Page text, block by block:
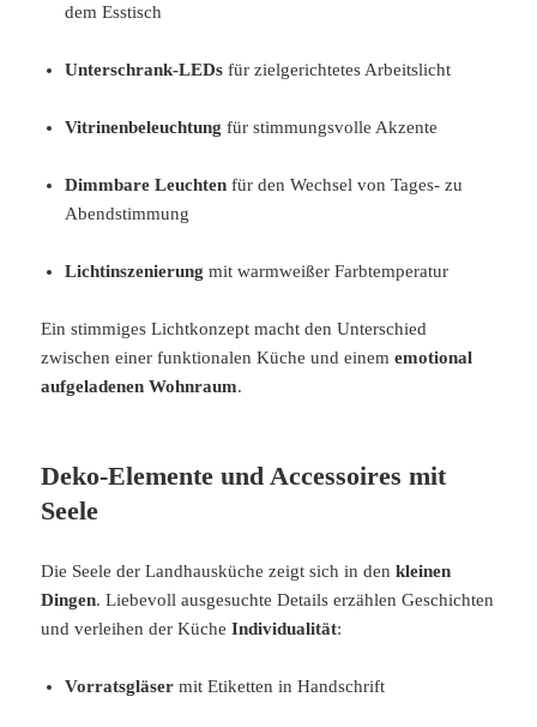
dem Esstisch
Unterschrank-LEDs für zielgerichtetes Arbeitslicht
Vitrinenbeleuchtung für stimmungsvolle Akzente
Dimmbare Leuchten für den Wechsel von Tages- zu
Abendstimmung
Lichtinszenierung mit warmweißer Farbtemperatur
Ein stimmiges Lichtkonzept macht den Unterschied
zwischen einer funktionalen Küche und einememotional
aufgeladenen Wohnraum.
Deko-Elemente und Accessoires mit
Seele
Die Seele der Landhausküche zeigt sich in denkleinen
Dingen. Liebevoll ausgesuchte Details erzählen Geschichten
und verleihen der KücheIndividualität:
Vorratsgläser mit Etiketten in Handschrift